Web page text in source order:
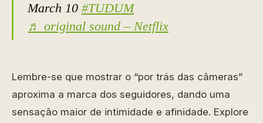
March 10 #TUDUM
♬ original sound – Netflix
Lembre-se que mostrar o “por trás das câmeras”
aproxima a marca dos seguidores, dando uma
sensação maior de intimidade e afinidade. Explore